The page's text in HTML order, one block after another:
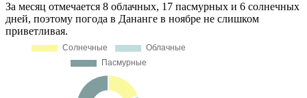
За месяц отмечается 8 облачных, 17 пасмурных и 6 солнечных
дней, поэтому погода в Дананге в ноябре не слишком
приветливая.